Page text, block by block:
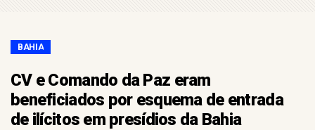
BAHIA
CV e Comando da Paz eram
beneficiados por esquema de entrada
de ilícitos em presídios da Bahia